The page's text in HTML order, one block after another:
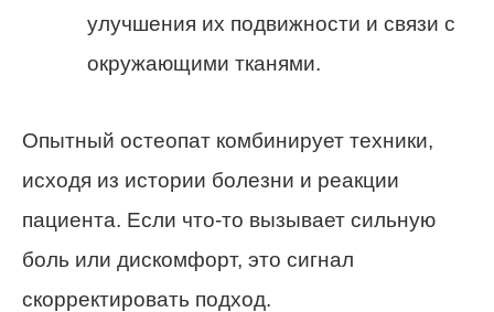
улучшения их подвижности и связи с
окружающими тканями.
Опытный остеопат комбинирует техники,
исходя из истории болезни и реакции
пациента. Если что-то вызывает сильную
боль или дискомфорт, это сигнал
скорректировать подход.